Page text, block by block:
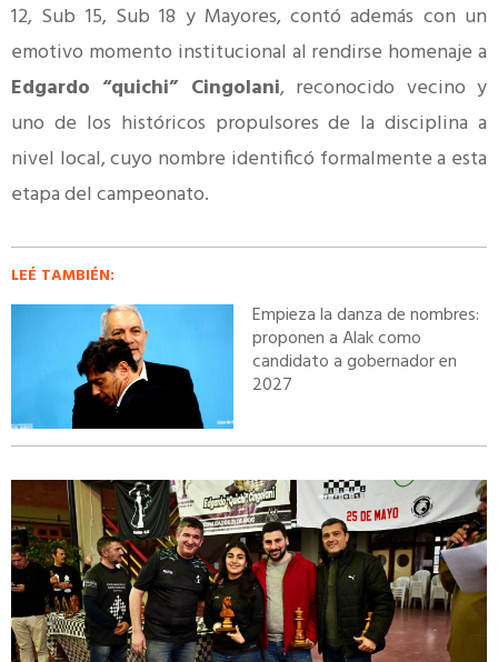
12, Sub 15, Sub 18 y Mayores, contó además con un
emotivo momento institucional al rendirse homenaje a
Edgardo “quichi” Cingolani, reconocido vecino y
uno de los históricos propulsores de la disciplina a
nivel local, cuyo nombre identificó formalmente a esta
etapa del campeonato.
LEÉ TAMBIÉN:
Empieza la danza de nombres:
proponen a Alak como
candidato a gobernador en
2027